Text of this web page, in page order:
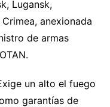
Lugansk,
anexionada
de armas
un alto el fuego
garantías de